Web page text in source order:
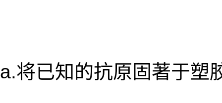
a.将已知的抗原固著于塑